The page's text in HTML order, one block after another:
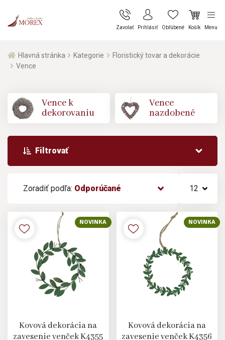
Zavolať Prihlásiť Obľúbené Košík Menu
Hlavná stránka Kategorie
Floristický tovar a dekorácie
Vence
Vence k
dekorovaniu
Vence
nazdobené
Zoradiť podľa: Odporúčané 12
Filtrovať
NOVINKA
Kovová dekorácia na
zavesenie venček K4355
NOVINKA
Kovová dekorácia na
zavesenie venček K4356